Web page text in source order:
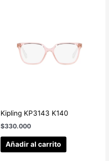
Kipling KP3143 K140
$330.000
Añadir al carrito